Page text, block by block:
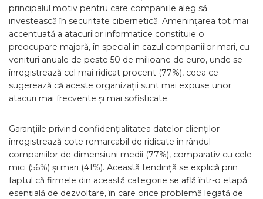
principalul motiv pentru care companiile aleg să
investească în securitate cibernetică. Amenințarea tot mai
accentuată a atacurilor informatice constituie o
preocupare majoră, în special în cazul companiilor mari, cu
venituri anuale de peste 50 de milioane de euro, unde se
înregistrează cel mai ridicat procent (77%), ceea ce
sugerează că aceste organizații sunt mai expuse unor
atacuri mai frecvente și mai sofisticate.
Garanțiile privind confidențialitatea datelor clienților
înregistrează cote remarcabil de ridicate în rândul
companiilor de dimensiuni medii (77%), comparativ cu cele
mici (56%) și mari (41%). Această tendință se explică prin
faptul că firmele din această categorie se află într-o etapă
esențială de dezvoltare, în care orice problemă legată de